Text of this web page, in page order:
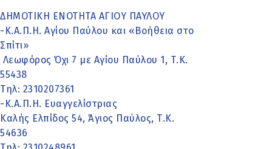
ΔΗΜΟΤΙΚΗ ΕΝΟΤΗΤΑ ΑΓΙΟΥ ΠΑΥΛΟΥ
-Κ.Α.Π.Η. Αγίου Παύλου και «Βοήθεια στο
Σπίτι»
Λεωφόρος Όχι 7 με Αγίου Παύλου 1, Τ.Κ.
55438
Τηλ: 2310207361
-Κ.Α.Π.Η. Ευαγγελίστριας
Καλής Ελπίδος 54, Άγιος Παύλος, Τ.Κ.
54636